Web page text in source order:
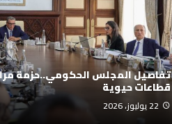
تفاصيل المجلس الحكومي..حزمة
قطاعات حيوية
22 يوليوز، 2026